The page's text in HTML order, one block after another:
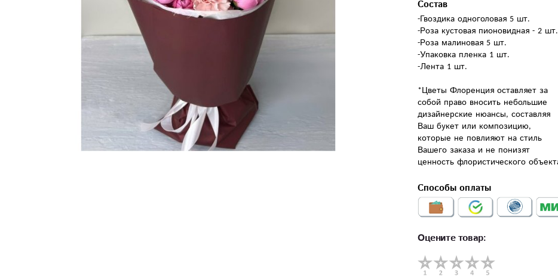
Состав
-Гвоздика одноголовая 5 шт.
-Роза кустовая пионовидная - 2 шт.
-Роза малиновая 5 шт.
-Упаковка пленка 1 шт.
-Лента 1 шт.
*Цветы Флоренция оставляет за
собой право вносить небольшие
дизайнерские нюансы, составляя
Ваш букет или композицию,
которые не повлияют на стиль
Вашего заказа и не понизят
Способы оплаты
Оцените товар: